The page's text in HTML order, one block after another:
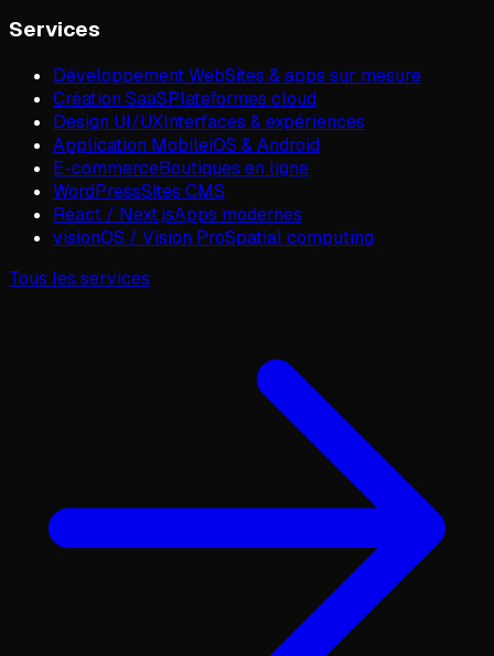
Services
Développement WebSites & apps sur mesure
Création SaaSPlateformes cloud
Design UI/UXInterfaces & expériences
Application MobileiOS & Android
E-commerceBoutiques en ligne
WordPressSites CMS
React / Next.jsApps modernes
visionOS / Vision ProSpatial computing
Tous les services